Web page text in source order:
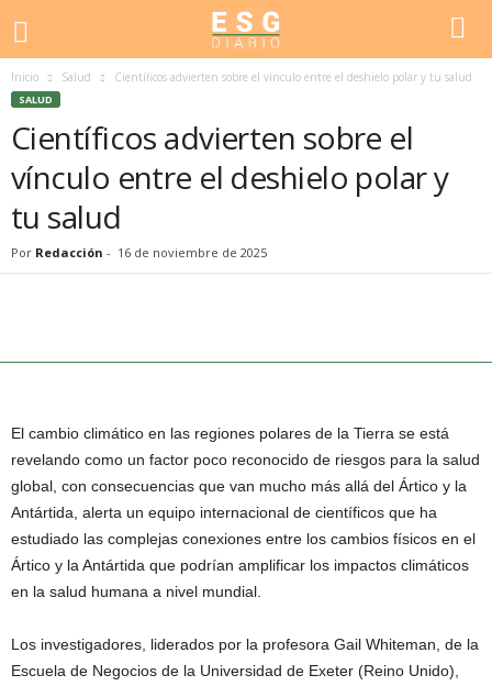
Inicio Salud Científicos advierten sobre el vínculo entre el deshielo polar y tu salud
SALUD
Científicos advierten sobre el
vínculo entre el deshielo polar y
tu salud
Por Redacción - 16 de noviembre de 2025
El cambio climático en las regiones polares de la Tierra se está
revelando como un factor poco reconocido de riesgos para la salud
global, con consecuencias que van mucho más allá del Ártico y la
Antártida, alerta un equipo internacional de científicos que ha
estudiado las complejas conexiones entre los cambios físicos en el
Ártico y la Antártida que podrían amplificar los impactos climáticos
en la salud humana a nivel mundial.
Los investigadores, liderados por la profesora Gail Whiteman, de la
Escuela de Negocios de la Universidad de Exeter (Reino Unido),